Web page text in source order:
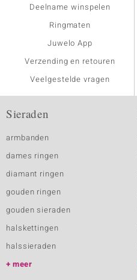
Deelname winspelen
Ringmaten
Juwelo App
Verzending en retouren
Veelgestelde vragen
Sieraden
armbanden
dames ringen
diamant ringen
gouden ringen
gouden sieraden
halskettingen
halssieraden
meer